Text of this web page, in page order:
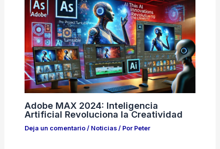
Adobe MAX 2024: Inteligencia
Artificial Revoluciona la Creatividad
Deja un comentario / Noticias/ Por Peter